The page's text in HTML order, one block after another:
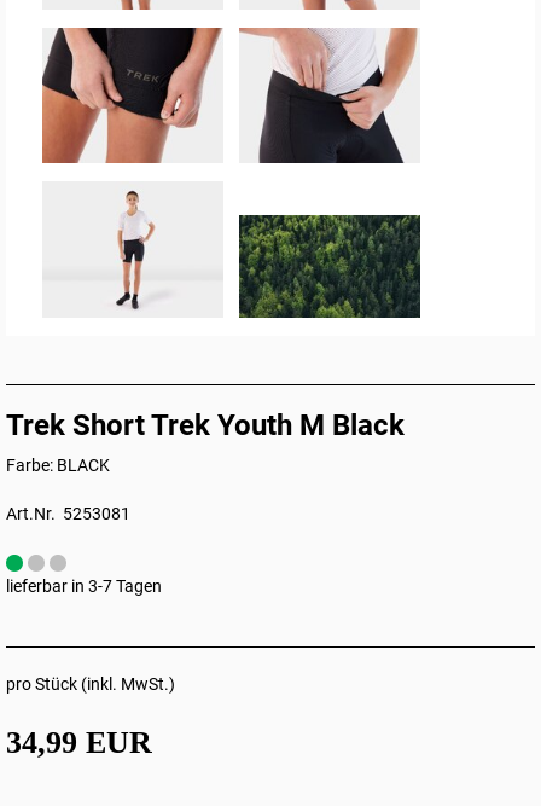
Trek Short Trek Youth M Black
Farbe: BLACK
Art.Nr. 5253081
lieferbar in 3-7 Tagen
pro Stück (inkl. MwSt.)
34,99 EUR